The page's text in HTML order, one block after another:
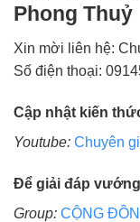
Phong Thuỷ
Xin mời liên hệ:
Số điện thoại:
Cập nhật kiến
Youtube: Chuyên
Để giải đáp
Group: CỘNG